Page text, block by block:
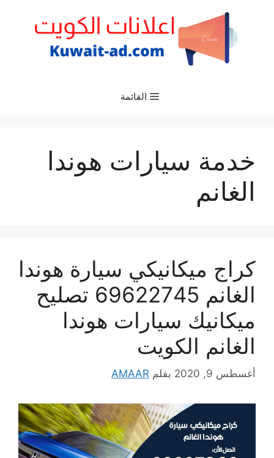
القائمة
خدمة سيارات هوندا
الغانم
كراج ميكانيكي سيارة هوندا
الغانم 69622745 تصليح
ميكانيك سيارات هوندا
الغانم الكويت
أغسطس 9, 2020 بقلم AMAAR